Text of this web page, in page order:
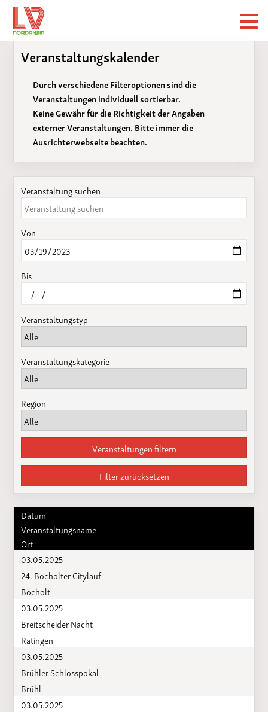
Veranstaltungskalender
Durch verschiedene Filteroptionen sind die
Veranstaltungen individuell sortierbar.
Keine Gewähr für die Richtigkeit der Angaben
externer Veranstaltungen. Bitte immer die
Ausrichterwebseite beachten.
Veranstaltung suchen
Von
Bis
Veranstaltungstyp
Veranstaltungskategorie
Region
Veranstaltungen filtern
Filter zurücksetzen
Datum
Veranstaltungsname
Ort
03.05.2025
24. Bocholter Citylauf
Bocholt
03.05.2025
Breitscheider Nacht
Ratingen
03.05.2025
Brühler Schlosspokal
Brühl
03.05.2025